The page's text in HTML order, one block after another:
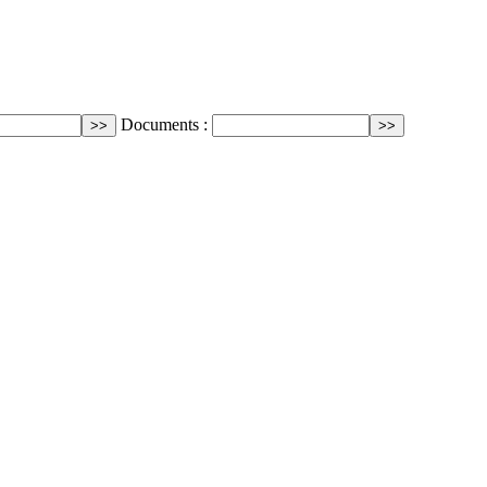
Documents :